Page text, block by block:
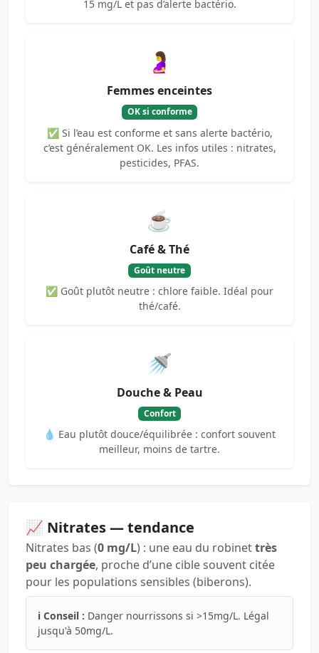
15 mg/L et pas d’alerte bactério.
🤰
Femmes enceintes
OK si conforme
✅ Si l’eau est conforme et sans alerte bactério,
c’est généralement OK. Les infos utiles : nitrates,
pesticides, PFAS.
☕
Café & Thé
Goût neutre
✅ Goût plutôt neutre : chlore faible. Idéal pour
thé/café.
🚿
Douche & Peau
Confort
💧 Eau plutôt douce/équilibrée : confort souvent
meilleur, moins de tartre.
📈 Nitrates — tendance
Nitrates bas (0 mg/L) : une eau du robinettrès
peu chargée, proche d’une cible souvent citée
pour les populations sensibles (biberons).
ℹ️ Conseil : Danger nourrissons si >15mg/L. Légal
jusqu'à 50mg/L.